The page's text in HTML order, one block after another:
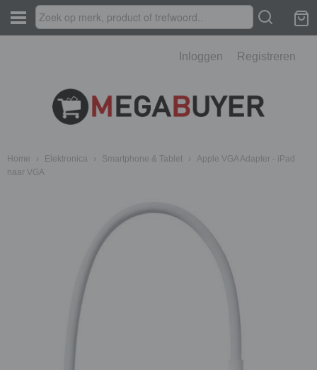
Inloggen Registreren
Home › Elektronica › Smartphone & Tablet ›
Apple VGA Adapter - iPad
naar VGA